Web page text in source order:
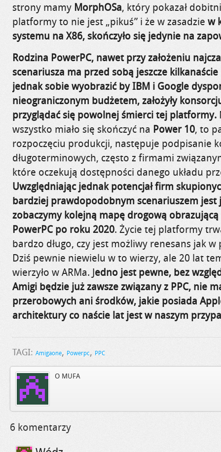
strony mamy MorphOSa, który pokazał
platformy to nie jest „pikuś” i że w zasadzie w
systemu na X86, skończyło się jedynie na
Rodzina PowerPC, nawet przy założeniu
scenariusza ma przed sobą jeszcze
jednak sobie wyobrazić by IBM i Google
nieograniczonym budżetem, założyły
przyglądać się powolnej śmierci tej platformy.
wszystko miało się skończyć na Power 10, to
rozpoczęciu produkcji, następuje podpisanie
długoterminowych, często z firmami
które oczekują dostępności danego układu
Uwzględniając jednak potencjał firm
bardziej prawdopodobnym scenariuszem jest
zobaczymy kolejną mapę drogową
PowerPC po roku 2020. Życie tej platformy
bardzo długo, czy jest możliwy renesans jak w
Dziś pewnie niewielu w to wierzy, ale 20 lat
wierzyło w ARMa. Jedno jest pewne, bez
Amigi będzie już zawsze związany z PPC, nie
przerobowych ani środków, jakie posiada
architektury co naście lat jest w naszym
TAGI: Amigaone, Powerpc, PPC
O MUFA
6 komentarzy